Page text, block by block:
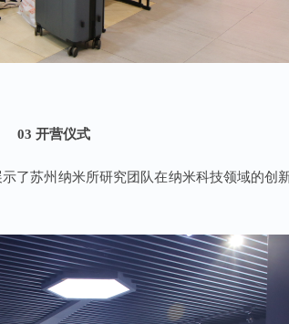
03 开营仪式
了苏州纳米所研究团队在纳米科技领域的创